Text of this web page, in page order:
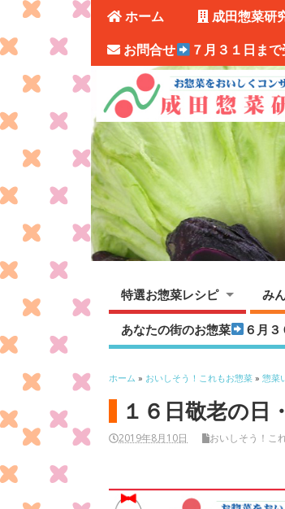
ホーム 成田惣菜研
お問合せ
７月３１日まで
特選お惣菜レシピ み
あなたの街のお惣菜 ６月３
ホーム » おいしそう！これもお惣菜 »惣菜
１６日敬老の日
2019年8月10日 おいしそう！こ